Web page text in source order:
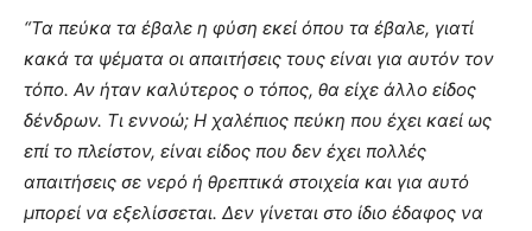
“Τα πεύκα τα έβαλε η φύση εκεί όπου τα έβαλε, γιατί
κακά τα ψέματα οι απαιτήσεις τους είναι για αυτόν τον
τόπο. Αν ήταν καλύτερος ο τόπος, θα είχε άλλο είδος
δένδρων. Τι εννοώ; Η χαλέπιος πεύκη που έχει καεί ως
επί το πλείστον, είναι είδος που δεν έχει πολλές
απαιτήσεις σε νερό ή θρεπτικά στοιχεία και για αυτό
μπορεί να εξελίσσεται. Δεν γίνεται στο ίδιο έδαφος να